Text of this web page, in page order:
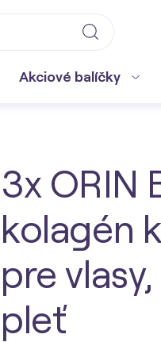
Akciové balíčky
3x ORIN
kolagén
pre
pleť